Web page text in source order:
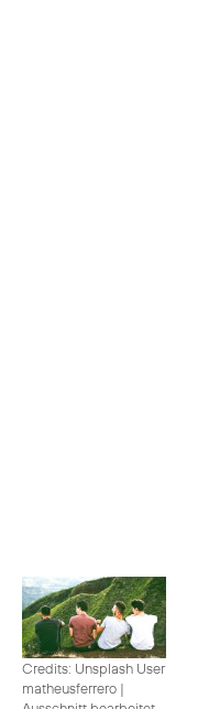
Credits: Unsplash User
matheusferrero |